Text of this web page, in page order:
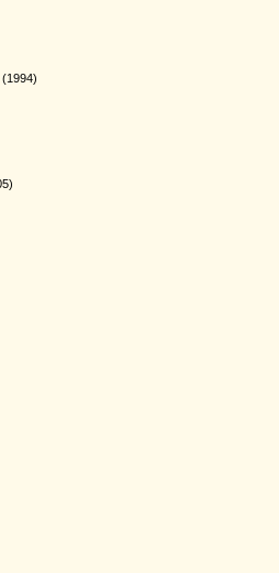
(1994)